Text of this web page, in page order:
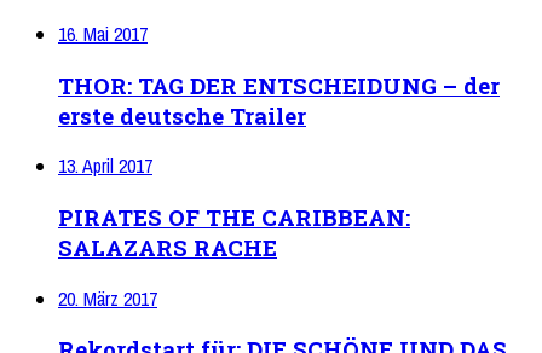
16. Mai 2017
THOR: TAG DER ENTSCHEIDUNG – der
erste deutsche Trailer
13. April 2017
PIRATES OF THE CARIBBEAN:
SALAZARS RACHE
20. März 2017